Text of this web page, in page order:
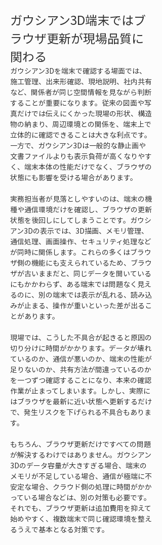
ガウシアン3D端末ではブ
ラウザ更新が現場品質に
関わる
ガウシアン3Dを端末で確認する場面では、
施工管理、出来形確認、現地説明、社内共有
など、関係者が同じ空間情報を見ながら判断
することが重要になります。従来の図面や写
真だけでは伝えにくかった現場の形状、構造
物の納まり、周辺環境との関係を、端末上で
立体的に確認できることは大きな利点です。
一方で、ガウシアン3Dは一般的な静止画や
文書ファイルよりも表示負荷が高くなりやす
く、端末本体の性能だけでなく、ブラウザの
状態にも影響を受ける場合があります。
実務担当者が見落としやすいのは、端末の機
種や通信環境だけを確認し、ブラウザの更新
状態を後回しにしてしまうことです。ガウシ
アン3Dの表示では、3D描画、メモリ管理、
通信処理、画面操作、セキュリティ処理など
が同時に関係します。これらの多くはブラウ
ザ側の機能にも支えられているため、ブラウ
ザが古いままだと、同じデータを開いている
にもかかわらず、ある端末では問題なく見え
るのに、別の端末では表示が乱れる、読み込
みが止まる、操作が重いといった差が出るこ
とがあります。
現場では、こうした不具合が起きると原因の
切り分けに時間がかかります。データが壊れ
ているのか、通信が悪いのか、端末の性能が
足りないのか、共有方法が間違っているのか
を一つずつ確認することになり、本来の確認
作業が止まってしまいます。しかし、実際に
はブラウザを最新に近い状態へ更新するだけ
で、発生リスクを下げられる不具合もありま
す。
もちろん、ブラウザ更新だけですべての問題
が解決するわけではありません。ガウシアン
3Dのデータ容量が大きすぎる場合、端末の
メモリが不足している場合、通信が極端に不
安定な場合、クラウド側の処理に時間がかか
っている場合などは、別の対策も必要です。
それでも、ブラウザ更新は追加費用を抑えて
始めやすく、複数端末で同じ確認環境を整え
るうえで基本となる対策です。